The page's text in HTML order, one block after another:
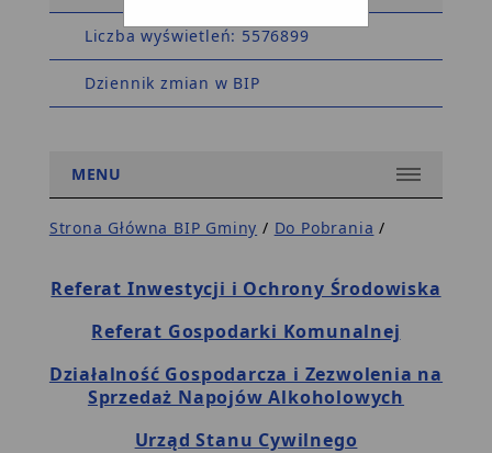
Liczba wyświetleń: 5576899
Dziennik zmian w BIP
MENU
Strona Główna BIP Gminy / Do Pobrania /
Referat Inwestycji i Ochrony Środowiska
Referat Gospodarki Komunalnej
Działalność Gospodarcza i Zezwolenia na
Sprzedaż Napojów Alkoholowych
Urząd Stanu Cywilnego